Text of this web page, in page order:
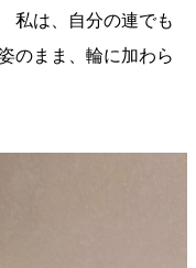
私は、自分の連でも
のまま、輪に加わら